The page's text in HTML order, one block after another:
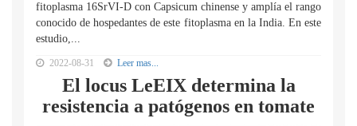
fitoplasma 16SrVI-D con Capsicum chinense y amplía el rango
conocido de hospedantes de este fitoplasma en la India. En este
estudio,...
2022-08-31 Leer mas...
El locus LeEIX determina la
resistencia a patógenos en tomate